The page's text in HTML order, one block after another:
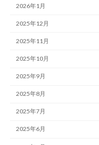
2026年1月
2025年12月
2025年11月
2025年10月
2025年9月
2025年8月
2025年7月
2025年6月